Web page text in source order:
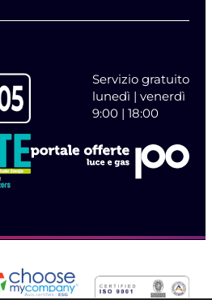
Servizio gratuito
lunedì | venerdì
9:00 | 18:00